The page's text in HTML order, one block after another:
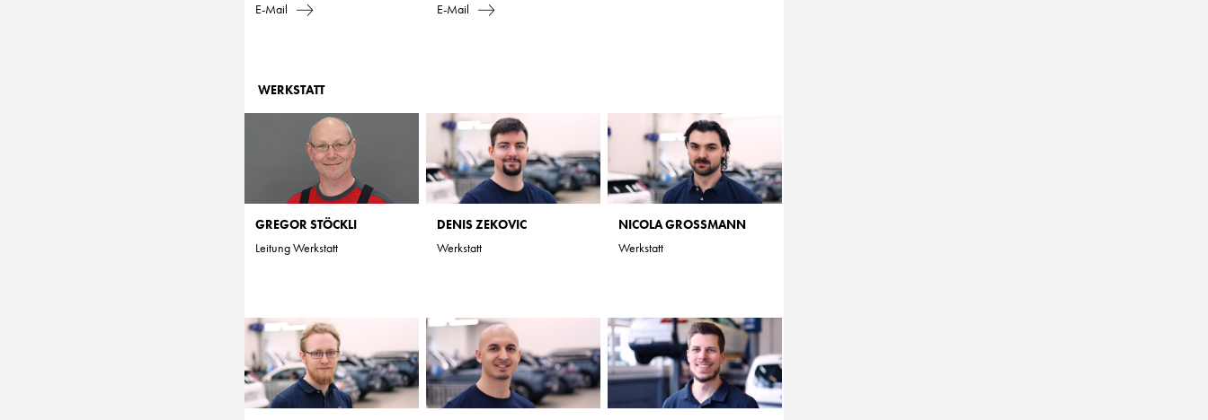
E-Mail E-Mail
WERKSTATT
GREGOR STÖCKLI
Leitung Werkstatt
DENIS ZEKOVIC
Werkstatt
NICOLA GROSSMANN
Werkstatt